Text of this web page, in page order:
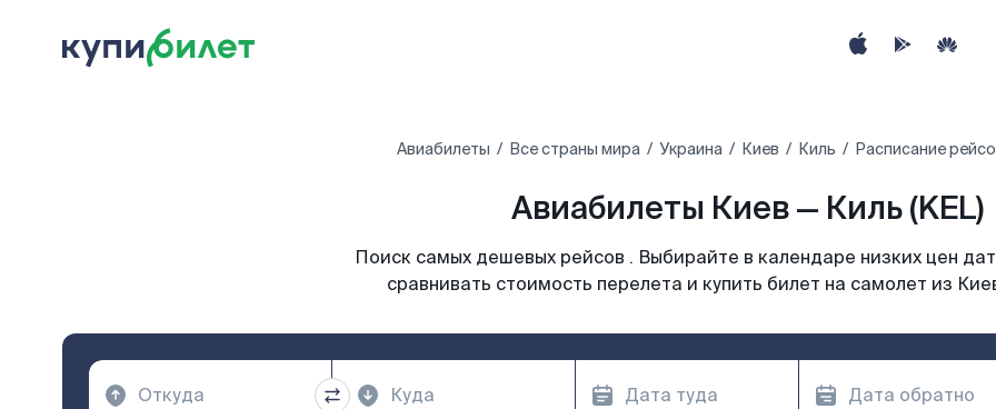
Авиабилеты Все страны мира Украина Киев Киль Расписание
Авиабилеты Киев — Киль (KEL)
Поиск самых дешевых рейсов . Выбирайте в календаре низких цен
сравнивать стоимость перелета и купить билет на самолет из